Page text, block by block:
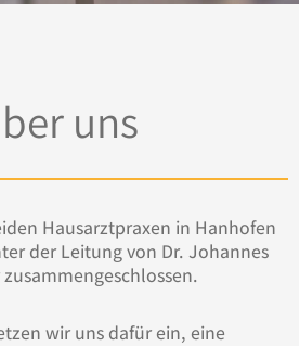
uns
Hausarztpraxen in Hanhofen
der Leitung von Dr. Johannes
wir uns dafür ein, eine